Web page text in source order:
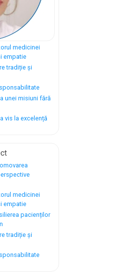
medicinei
empatie
tradiție și
unei misiuni fără
vis la excelență
medicinei
empatie
pacienților
tradiție și